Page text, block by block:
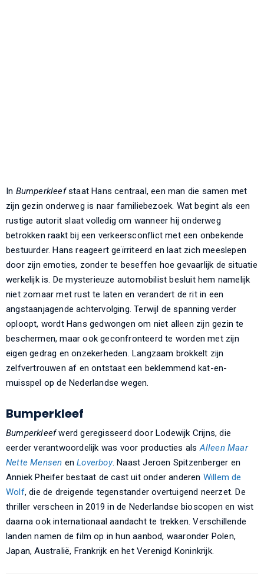
In Bumperkleefstaat Hans centraal, een man die samen met
zijn gezin onderweg is naar familiebezoek. Wat begint als een
rustige autorit slaat volledig om wanneer hij onderweg
betrokken raakt bij een verkeersconflict met een onbekende
bestuurder. Hans reageert geïrriteerd en laat zich meeslepen
door zijn emoties, zonder te beseffen hoe gevaarlijk de situatie
werkelijk is. De mysterieuze automobilist besluit hem namelijk
niet zomaar met rust te laten en verandert de rit in een
angstaanjagende achtervolging. Terwijl de spanning verder
oploopt, wordt Hans gedwongen om niet alleen zijn gezin te
beschermen, maar ook geconfronteerd te worden met zijn
eigen gedrag en onzekerheden. Langzaam brokkelt zijn
zelfvertrouwen af en ontstaat een beklemmend kat-en-
muisspel op de Nederlandse wegen.
Bumperkleef
Bumperkleefwerd geregisseerd door Lodewijk Crijns, die
eerder verantwoordelijk was voor producties alsAlleen Maar
Nette Mensen enLoverboy. Naast Jeroen Spitzenberger en
Anniek Pheifer bestaat de cast uit onder anderen Willem de
Wolf, die de dreigende tegenstander overtuigend neerzet. De
thriller verscheen in 2019 in de Nederlandse bioscopen en wist
daarna ook internationaal aandacht te trekken. Verschillende
landen namen de film op in hun aanbod, waaronder Polen,
Japan, Australië, Frankrijk en het Verenigd Koninkrijk.